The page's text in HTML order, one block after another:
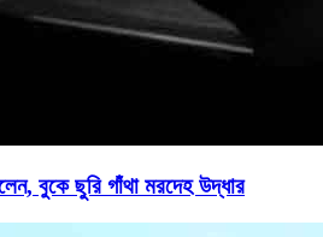
বুকে ছুরি গাঁথা মরদেহ উদ্ধার